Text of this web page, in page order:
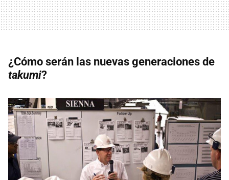
¿Cómo serán las nuevas generaciones de
takumi?